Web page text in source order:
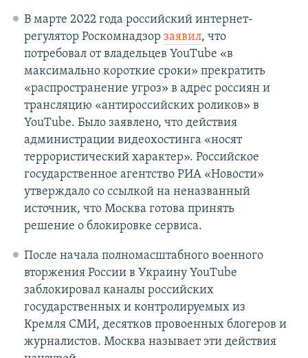
В марте 2022 года российский интернет-
регулятор Роскомнадзор заявил, что
потребовал от владельцев YouTube «в
максимально короткие сроки» прекратить
«распространение угроз» в адрес россиян и
трансляцию «антироссийских роликов» в
YouTube. Было заявлено, что действия
администрации видеохостинга «носят
террористический характер». Российское
государственное агентство РИА «Новости»
утверждало со ссылкой на неназванный
источник, что Москва готова принять
решение о блокировке сервиса.
После начала полномасштабного военного
вторжения России в Украину YouTube
заблокировал каналы российских
государственных и контролируемых из
Кремля СМИ, десятков провоенных блогеров и
журналистов. Москва называет эти действия